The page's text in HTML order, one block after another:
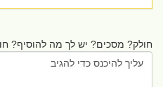
חולק? מסכים? יש לך מה להוסיף?